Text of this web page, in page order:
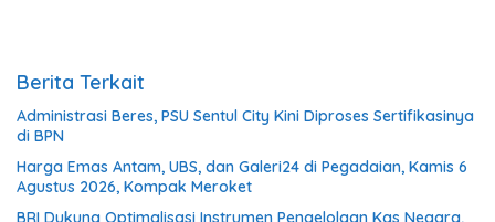
Berita Terkait
Administrasi Beres, PSU Sentul City Kini Diproses Sertifikasinya
di BPN
Harga Emas Antam, UBS, dan Galeri24 di Pegadaian, Kamis 6
Agustus 2026, Kompak Meroket
BRI Dukung Optimalisasi Instrumen Pengelolaan Kas Negara,